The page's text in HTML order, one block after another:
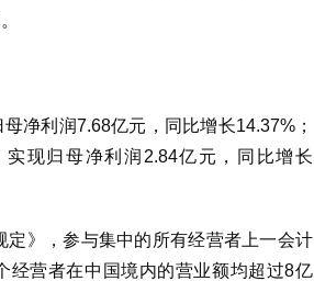
净利润7.68亿元，同比增长14.37%；
现归母净利润2.84亿元，同比增长
》，参与集中的所有经营者上一会计
经营者在中国境内的营业额均超过8亿